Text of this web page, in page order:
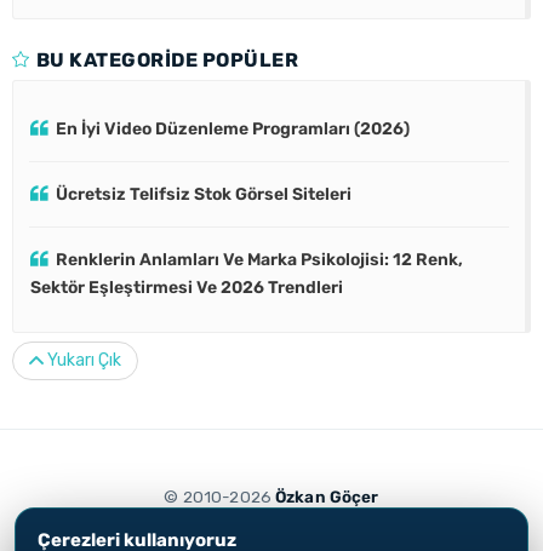
BU KATEGORIDE POPÜLER
En İyi Video Düzenleme Programları (2026)
Ücretsiz Telifsiz Stok Görsel Siteleri
Renklerin Anlamları Ve Marka Psikolojisi: 12 Renk,
Sektör Eşleştirmesi Ve 2026 Trendleri
Yukarı Çık
© 2010-2026Özkan Göçer
Çerezleri kullanıyoruz